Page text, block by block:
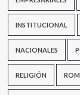
INSTITUCIONAL
NACIONALES
RELIGIÓN